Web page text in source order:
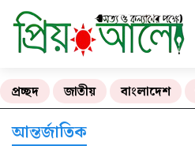
প্রচ্ছদ জাতীয় বাংলাদেশ
আন্তর্জাতিক